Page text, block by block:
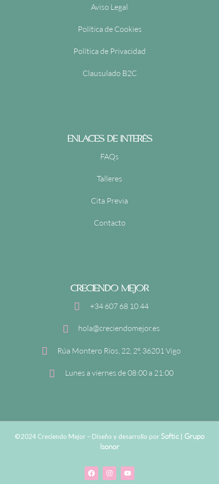
Aviso Legal
Política de Cookies
Política de Privacidad
Clausulado B2C
ENLACES DE INTERÉS
FAQs
Talleres
Cita Previa
Contacto
CRECIENDO MEJOR
+34 607 68 10 44
hola@creciendomejor.es
Rúa Montero Ríos, 22, 2º, 36201 Vigo
Lunes a viernes de 08:00 a 21:00
©2024 Creciendo Mejor – Diseño y desarrollo por Softic
Grupo
Isonor